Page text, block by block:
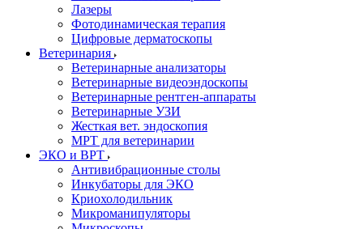
Лазеры
Фотодинамическая терапия
Цифровые дерматоскопы
Ветеринария
Ветеринарные анализаторы
Ветеринарные видеоэндоскопы
Ветеринарные рентген-аппараты
Ветеринарные УЗИ
Жесткая вет. эндоскопия
МРТ для ветеринарии
ЭКО и ВРТ
Антивибрационные столы
Инкубаторы для ЭКО
Криохолодильник
Микроманипуляторы